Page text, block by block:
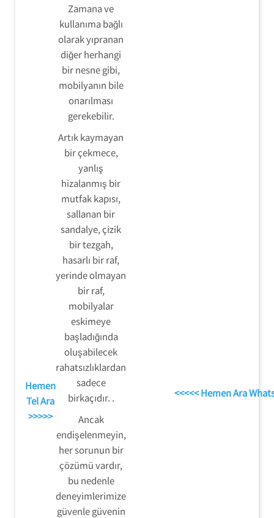
Hemen
Tel Ara
>>>>>
Zamana ve
kullanıma bağlı
olarak yıpranan
diğer herhangi
bir nesne gibi,
mobilyanın bile
onarılması
gerekebilir.
Artık kaymayan
bir çekmece,
yanlış
hizalanmış bir
mutfak kapısı,
sallanan bir
sandalye, çizik
bir tezgah,
hasarlı bir raf,
yerinde olmayan
bir raf,
mobilyalar
eskimeye
başladığında
oluşabilecek
rahatsızlıklardan
sadece
birkaçıdır. .
Ancak
endişelenmeyin,
her sorunun bir
çözümü vardır,
bu nedenle
deneyimlerimize
güvenle güvenin
<<<<< Hemen Ara